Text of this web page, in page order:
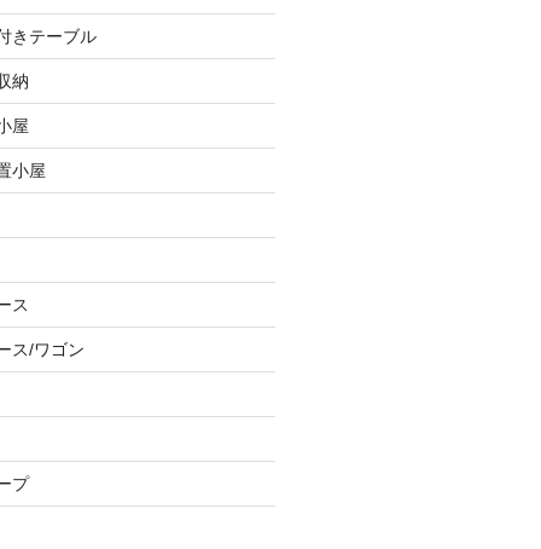
きテーブル
納
屋
小屋
ス
ス/ワゴン
プ